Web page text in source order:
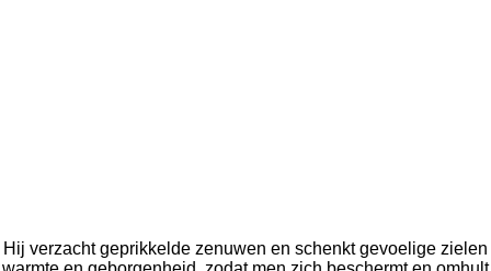
Hij verzacht geprikkelde zenuwen en schenkt gevoelige zielen